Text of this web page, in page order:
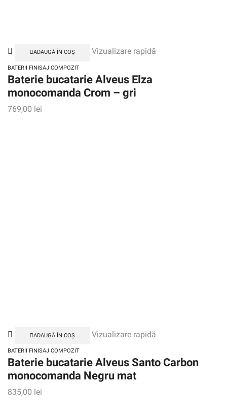
ADAUGĂ ÎN COȘ Vizualizare rapidă
BATERII FINISAJ COMPOZIT
Baterie bucatarie Alveus Elza
monocomanda Crom – gri
769,00 lei
ADAUGĂ ÎN COȘ Vizualizare rapidă
BATERII FINISAJ COMPOZIT
Baterie bucatarie Alveus Santo Carbon
monocomanda Negru mat
835,00 lei